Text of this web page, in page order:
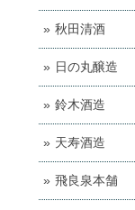
秋田清酒
日の丸醸造
鈴木酒造
天寿酒造
飛良泉本舗